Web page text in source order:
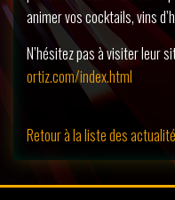
animer vos cocktails, vins
N’hésitez pas à visiter leur
ortiz.com/index.html
Retour à la liste des